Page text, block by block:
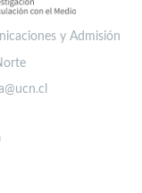
y Admisión